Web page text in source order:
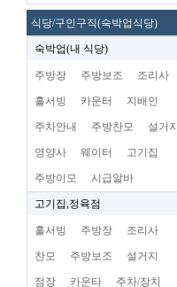
식당/구인구직(숙박업식당)
숙박업(내 식당)
주방장 주방보조 조리사
홀서빙 카운터 지배인
주차안내 주방찬모 설거지
영양사 웨이터 고기집
주방이모 시급알바
고기집,정육점
홀서빙 주방장 조리사
찬모 주방보조 설거지
점장 카운타 주차/장치